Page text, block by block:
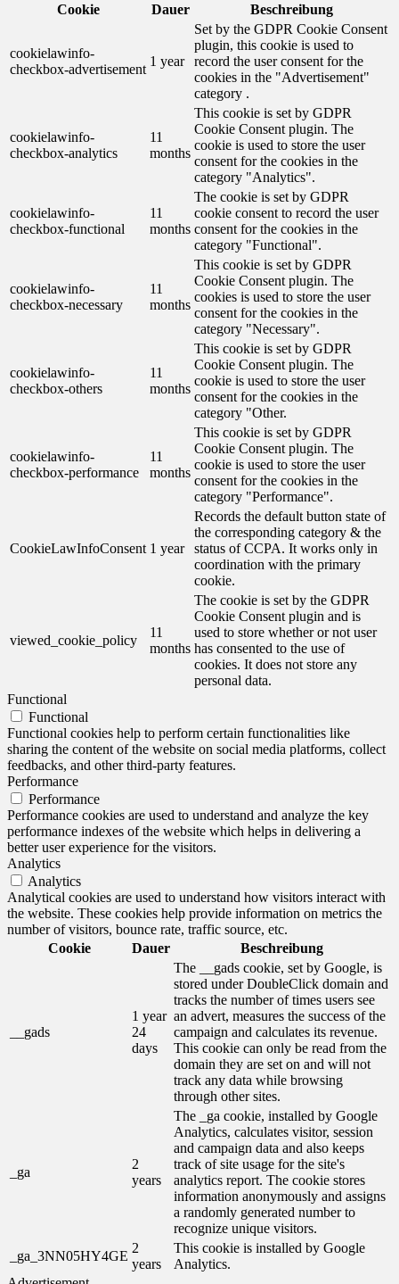
Cookie
Dauer Beschreibung
cookielawinfo-
checkbox-advertisement
1 year
Set by the GDPR Cookie Consent
plugin, this cookie is used to
record the user consent for the
cookies in the "Advertisement"
category .
cookielawinfo-
checkbox-analytics
11
months
This cookie is set by GDPR
Cookie Consent plugin. The
cookie is used to store the user
consent for the cookies in the
category "Analytics".
cookielawinfo-
checkbox-functional
11
months
The cookie is set by GDPR
cookie consent to record the user
consent for the cookies in the
category "Functional".
cookielawinfo-
checkbox-necessary
11
months
This cookie is set by GDPR
Cookie Consent plugin. The
cookies is used to store the user
consent for the cookies in the
category "Necessary".
cookielawinfo-
checkbox-others
11
months
This cookie is set by GDPR
Cookie Consent plugin. The
cookie is used to store the user
consent for the cookies in the
category "Other.
cookielawinfo-
checkbox-performance
11
months
This cookie is set by GDPR
Cookie Consent plugin. The
cookie is used to store the user
consent for the cookies in the
category "Performance".
CookieLawInfoConsent 1 year
Records the default button state of
the corresponding category & the
status of CCPA. It works only in
coordination with the primary
cookie.
viewed_cookie_policy
11
months
The cookie is set by the GDPR
Cookie Consent plugin and is
used to store whether or not user
has consented to the use of
cookies. It does not store any
personal data.
Functional
Functional
Functional cookies help to perform certain functionalities like
sharing the content of the website on social media platforms, collect
feedbacks, and other third-party features.
Performance
Performance
Performance cookies are used to understand and analyze the key
performance indexes of the website which helps in delivering a
better user experience for the visitors.
Analytics
Analytics
Analytical cookies are used to understand how visitors interact with
the website. These cookies help provide information on metrics the
number of visitors, bounce rate, traffic source, etc.
Cookie
Dauer Beschreibung
__gads
1 year
24
days
The __gads cookie, set by Google, is
stored under DoubleClick domain and
tracks the number of times users see
an advert, measures the success of the
campaign and calculates its revenue.
This cookie can only be read from the
domain they are set on and will not
track any data while browsing
through other sites.
_ga
2
years
The _ga cookie, installed by Google
Analytics, calculates visitor, session
and campaign data and also keeps
track of site usage for the site's
analytics report. The cookie stores
information anonymously and assigns
a randomly generated number to
recognize unique visitors.
_ga_3NN05HY4GE
2
years
This cookie is installed by Google
Analytics.